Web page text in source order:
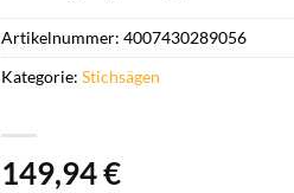
149,94€
Artikelnummer: 4007430289056
Kategorie: Stichsägen